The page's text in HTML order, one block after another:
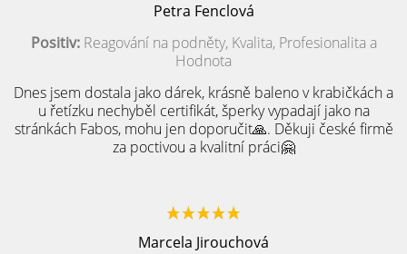
Petra Fenclová
Positiv:Reagování na podněty, Kvalita, Profesionalita a
Hodnota
Dnes jsem dostala jako dárek, krásně baleno v krabičkách a
u řetízku nechyběl certifikát, šperky vypadají jako na
stránkách Fabos, mohu jen doporučit🙏. Děkuji české firmě
za poctivou a kvalitní práci🤗
Marcela Jirouchová